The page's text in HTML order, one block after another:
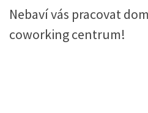
Nebaví vás pracovat
coworking centrum!